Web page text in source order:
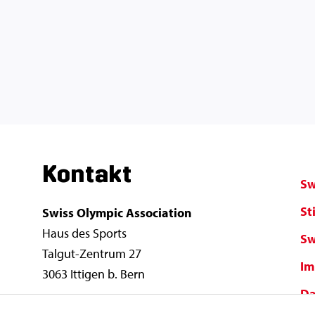
Kontakt
Swiss Olympic Association
Haus des Sports
Talgut-Zentrum 27
3063 Ittigen b. Bern